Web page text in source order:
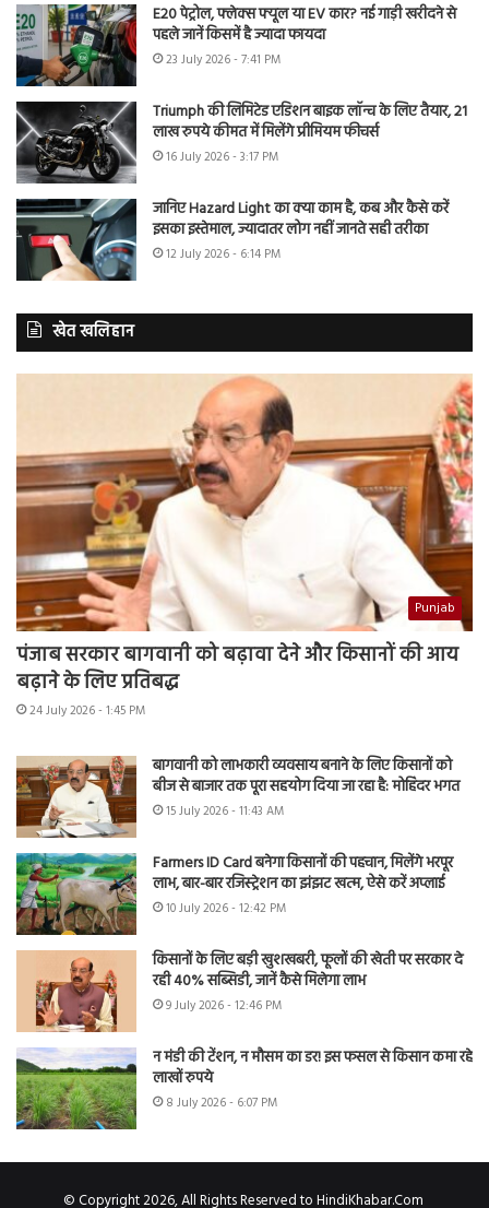
E20 पेट्रोल, फ्लेक्स फ्यूल या EV कार? नई गाड़ी खरीदने से
पहले जानें किसमें है ज्यादा फायदा
23 July 2026 - 7:41 PM
Triumph की लिमिटेड एडिशन बाइक लॉन्च के लिए तैयार, 21
लाख रुपये कीमत में मिलेंगे प्रीमियम फीचर्स
16 July 2026 - 3:17 PM
जानिए Hazard Light का क्या काम है, कब और कैसे करें
इसका इस्तेमाल, ज्यादातर लोग नहीं जानते सही तरीका
12 July 2026 - 6:14 PM
खेत खलिहान
Punjab
पंजाब सरकार बागवानी को बढ़ावा देने और किसानों की आय
बढ़ाने के लिए प्रतिबद्ध
24 July 2026 - 1:45 PM
बागवानी को लाभकारी व्यवसाय बनाने के लिए किसानों को
बीज से बाजार तक पूरा सहयोग दिया जा रहा है: मोहिंदर भगत
15 July 2026 - 11:43 AM
Farmers ID Card बनेगा किसानों की पहचान, मिलेंगे भरपूर
लाभ, बार-बार रजिस्ट्रेशन का झंझट खत्म, ऐसे करें अप्लाई
10 July 2026 - 12:42 PM
किसानों के लिए बड़ी खुशखबरी, फूलों की खेती पर सरकार दे
रही 40% सब्सिडी, जानें कैसे मिलेगा लाभ
9 July 2026 - 12:46 PM
न मंडी की टेंशन, न मौसम का डर! इस फसल से किसान कमा रहे
लाखों रुपये
8 July 2026 - 6:07 PM
© Copyright 2026, All Rights Reserved to HindiKhabar.Com